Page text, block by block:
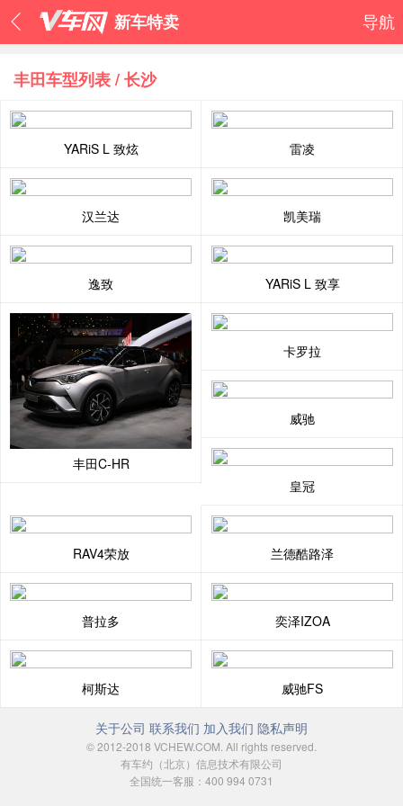
新车特卖 导航
丰田车型列表 / 长沙
YARiS L 致炫 雷凌
汉兰达 凯美瑞
逸致 YARiS L 致享
丰田C-HR
卡罗拉
威驰
皇冠
RAV4荣放 兰德酷路泽
普拉多 奕泽IZOA
柯斯达 威驰FS
关于公司 联系我们 加入我们 隐私声明
© 2012-2018 VCHEW.COM. All rights reserved.
有车约（北京）信息技术有限公司
全国统一客服：400 994 0731